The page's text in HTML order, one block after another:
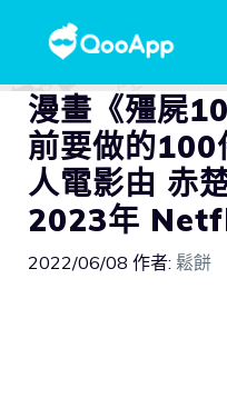
漫畫《殭屍
前要做的100
人電影由 赤
2023年
2022/06/08 作者: 鬆餅